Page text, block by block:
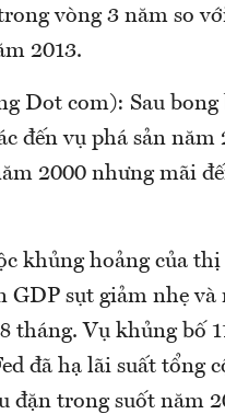
vòng 3 năm so
2013.
Dot com): Sau
đến vụ phá sản
2000 nhưng mãi
khủng hoảng của
GDP sụt giảm nhẹ
tháng. Vụ khủng bố
đã hạ lãi suất tổng
đặn trong suốt năm